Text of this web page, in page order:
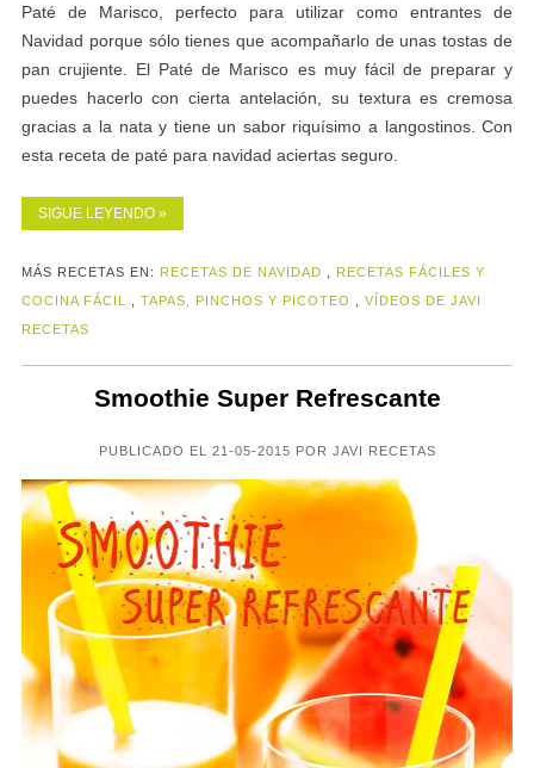
Paté de Marisco, perfecto para utilizar como entrantes de
Navidad porque sólo tienes que acompañarlo de unas tostas de
pan crujiente. El Paté de Marisco es muy fácil de preparar y
puedes hacerlo con cierta antelación, su textura es cremosa
gracias a la nata y tiene un sabor riquísimo a langostinos. Con
esta receta de paté para navidad aciertas seguro.
SIGUE LEYENDO »
MÁS RECETAS EN: RECETAS DE NAVIDAD
RECETAS FÁCILES Y
COCINA FÁCIL
TAPAS, PINCHOS Y PICOTEO
VÍDEOS DE JAVI
RECETAS
Smoothie Super Refrescante
PUBLICADO EL 21-05-2015 POR JAVI RECETAS